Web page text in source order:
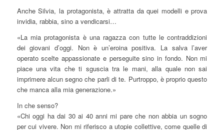
Anche Silvia, la protagonista, è attratta da quei modelli e prova
invidia, rabbia, sino a vendicarsi…
«La mia protagonista è una ragazza con tutte le contraddizioni
dei giovani d’oggi. Non è un’eroina positiva. La salva l’aver
operato scelte appassionate e perseguite sino in fondo. Non mi
piace una vita che ti sguscia tra le mani, alla quale non sai
imprimere alcun segno che parli di te. Purtroppo, è proprio questo
che manca alla mia generazione.»
In che senso?
«Chi oggi ha dai 30 ai 40 anni mi pare che non abbia un sogno
per cui vivere. Non mi riferisco a utopie collettive, come quelle di